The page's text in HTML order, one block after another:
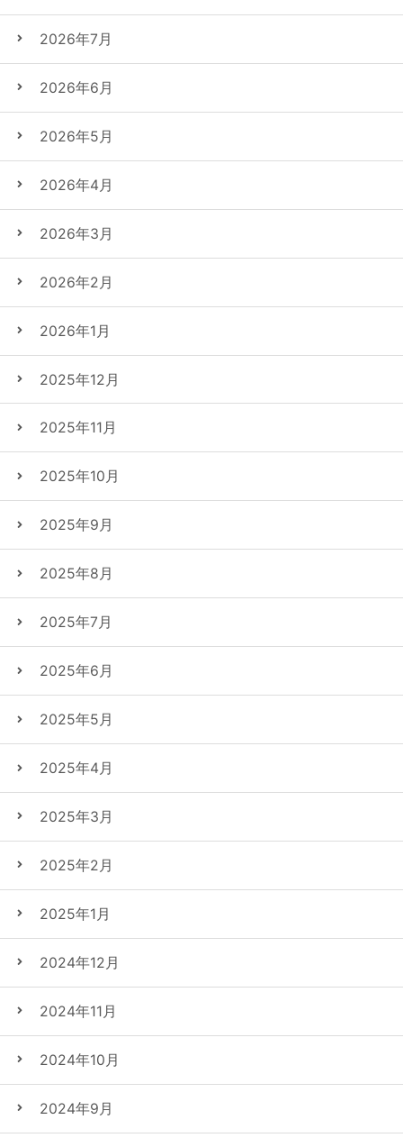
2026年7月
2026年6月
2026年5月
2026年4月
2026年3月
2026年2月
2026年1月
2025年12月
2025年11月
2025年10月
2025年9月
2025年8月
2025年7月
2025年6月
2025年5月
2025年4月
2025年3月
2025年2月
2025年1月
2024年12月
2024年11月
2024年10月
2024年9月